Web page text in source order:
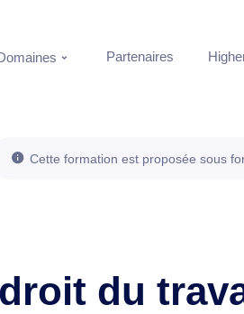
Partenaires
Cette formation est proposée sous
du